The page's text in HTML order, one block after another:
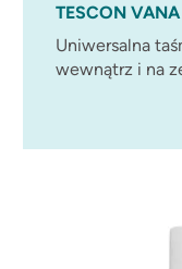
TESCON VANA
Uniwersalna
wewnątrz i na